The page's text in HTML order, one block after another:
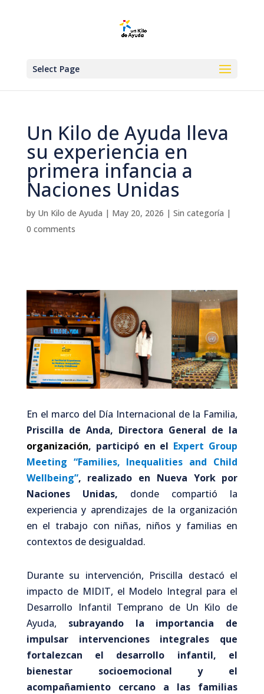
Select Page
Un Kilo de Ayuda lleva
su experiencia en
primera infancia a
Naciones Unidas
by Un Kilo de Ayuda | May 20, 2026 | Sin categoría |
0 comments
En el marco del Día Internacional de la Familia,
Priscilla de Anda, Directora General de la
organización, participó en el Expert Group
Meeting “Families, Inequalities and Child
Wellbeing”, realizado en Nueva York por
Naciones Unidas, donde compartió la
experiencia y aprendizajes de la organización
en el trabajo con niñas, niños y familias en
contextos de desigualdad.
Durante su intervención, Priscilla destacó el
impacto de MIDIT, el Modelo Integral para el
Desarrollo Infantil Temprano de Un Kilo de
Ayuda, subrayando la importancia de
impulsar intervenciones integrales que
fortalezcan el desarrollo infantil, el
bienestar socioemocional y el
acompañamiento cercano a las familias